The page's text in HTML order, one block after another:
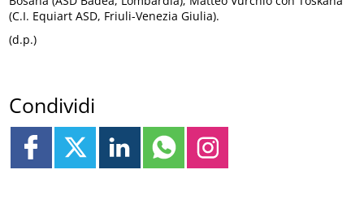
(C.I. Equiart ASD, Friuli-Venezia Giulia).
(d.p.)
Condividi